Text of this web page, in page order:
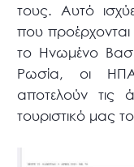
τους. Αυτό
που
το Ηνωμένο
Ρωσία, οι
αποτελούν τις
τουριστικό μας